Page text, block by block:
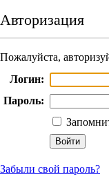
Авторизация
Пожалуйста,
Логин:
Пароль:
Забыли свой пароль?